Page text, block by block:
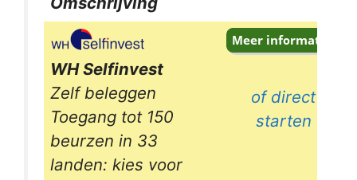
Omschrijving
WH Selfinvest
Zelf beleggen
Toegang tot 150
beurzen in 33
landen: kies voor
of direct
starten